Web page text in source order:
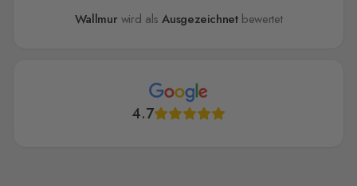
Wallmur wird alsAusgezeichnetbewertet
4.7